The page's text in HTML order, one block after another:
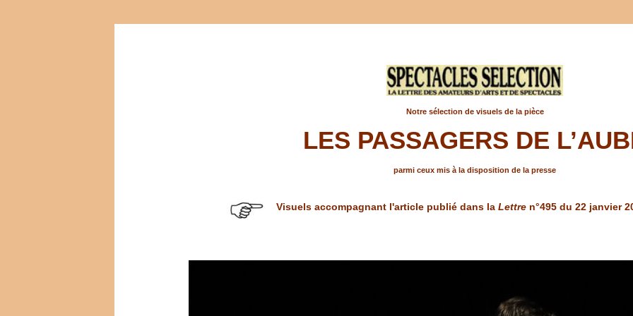
Notre sélection de visuels de la pièce
LES PASSAGERS DE
parmi ceux mis à la disposition de la presse
Visuels accompagnant l'article publié dans la Lettre n°495 du 22 janvier